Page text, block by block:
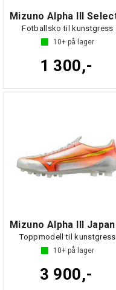
Fotballsko til kunstgress
10+ på lager
1 300,-
Toppmodell til kunstgress
10+ på lager
3 900,-